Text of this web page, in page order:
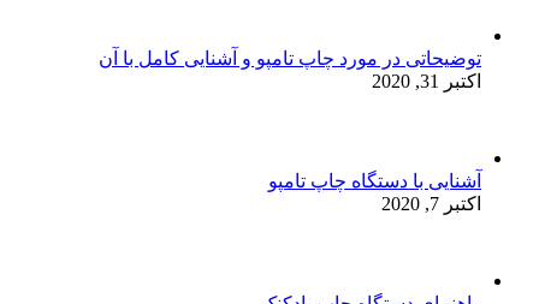
توضیحاتی در مورد چاپ تامپو و آشنایی کامل با آن
اکتبر 31, 2020
آشنایی با دستگاه چاپ تامپو
اکتبر 7, 2020